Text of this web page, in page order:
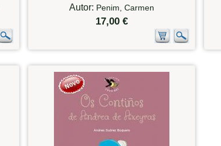
Autor: Penim, Carmen
17,00 €